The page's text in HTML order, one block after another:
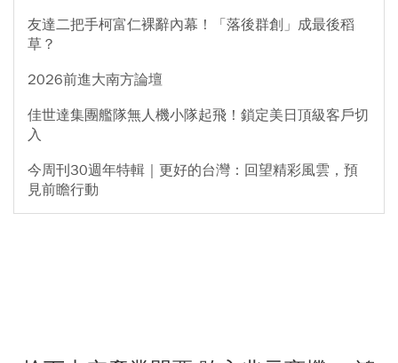
友達二把手柯富仁裸辭內幕！「落後群創」成最後稻
草？
2026前進大南方論壇
佳世達集團艦隊無人機小隊起飛！鎖定美日頂級客戶切
入
今周刊30週年特輯｜更好的台灣：回望精彩風雲，預
見前瞻行動